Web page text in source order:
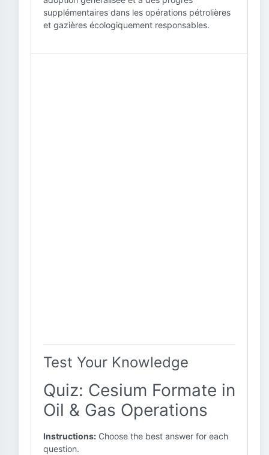
supplémentaires dans les opérations pétrolières
et gazières écologiquement responsables.
Test Your Knowledge
Quiz: Cesium Formate in
Oil & Gas Operations
Instructions: Choose the best answer for each
question.